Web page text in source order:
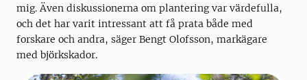
mig. Även diskussionerna om plantering var värdefulla,
och det har varit intressant att få prata både med
forskare och andra, säger Bengt Olofsson, markägare
med björkskador.